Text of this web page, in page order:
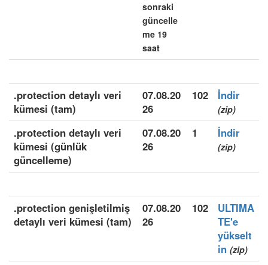
sonraki
güncelle
me 19
saat
.protection detaylı veri
kümesi (tam)
07.08.20
26
102 İndir
(zip)
.protection detaylı veri
kümesi (günlük
güncelleme)
07.08.20
26
1 İndir
(zip)
.protection genişletilmiş
detaylı veri kümesi (tam)
07.08.20
26
102
ULTIMA
TE'e
yükselt
in (zip)